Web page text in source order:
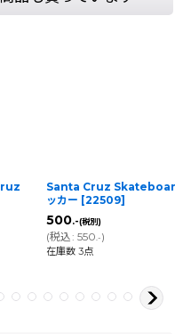
Santa Cruz
ッカー [22509]
500.-(税別)
(税込: 550 .-)
在庫数 3点